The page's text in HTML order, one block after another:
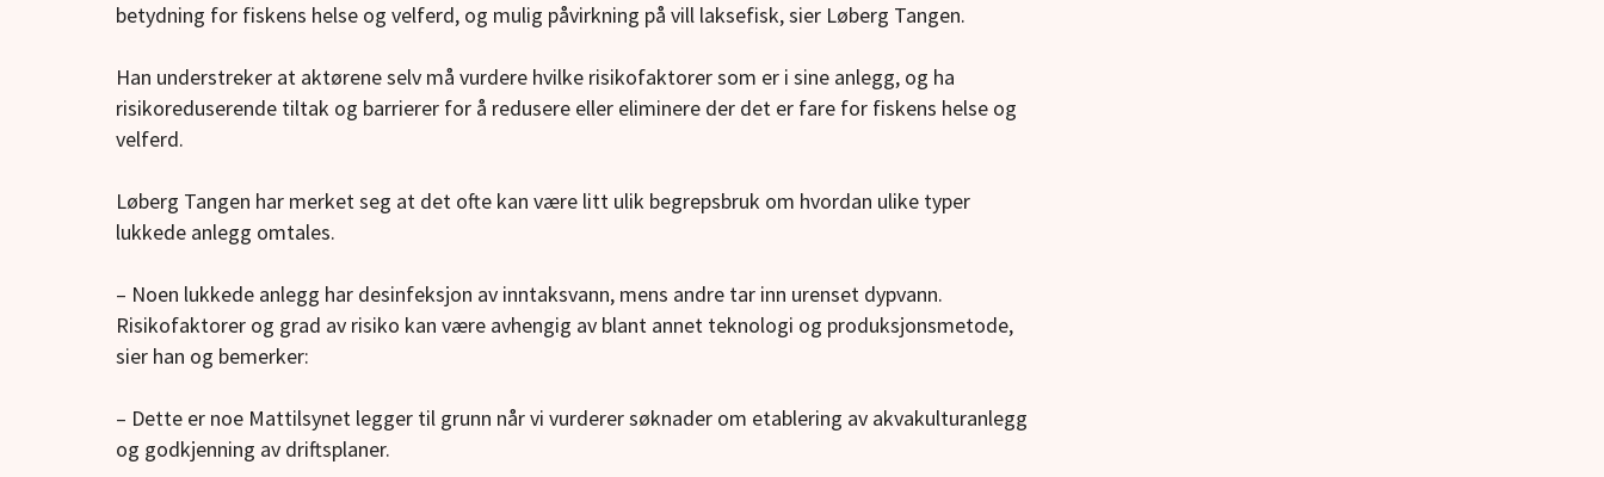
betydning for fiskens helse og velferd, og mulig påvirkning på vill laksefisk, sier Løberg Tangen.
Han understreker at aktørene selv må vurdere hvilke risikofaktorer som er i sine anlegg, og ha
risikoreduserende tiltak og barrierer for å redusere eller eliminere der det er fare for fiskens helse og
velferd.
Løberg Tangen har merket seg at det ofte kan være litt ulik begrepsbruk om hvordan ulike typer
lukkede anlegg omtales.
– Noen lukkede anlegg har desinfeksjon av inntaksvann, mens andre tar inn urenset dypvann.
Risikofaktorer og grad av risiko kan være avhengig av blant annet teknologi og produksjonsmetode,
sier han og bemerker:
– Dette er noe Mattilsynet legger til grunn når vi vurderer søknader om etablering av akvakulturanlegg
og godkjenning av driftsplaner.